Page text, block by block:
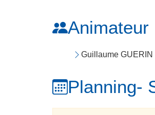
Animateur
Guillaume GUERIN
Planning-